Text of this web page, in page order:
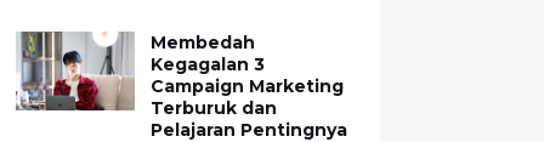
Membedah
Kegagalan 3
Campaign Marketing
Terburuk dan
Pelajaran Pentingnya